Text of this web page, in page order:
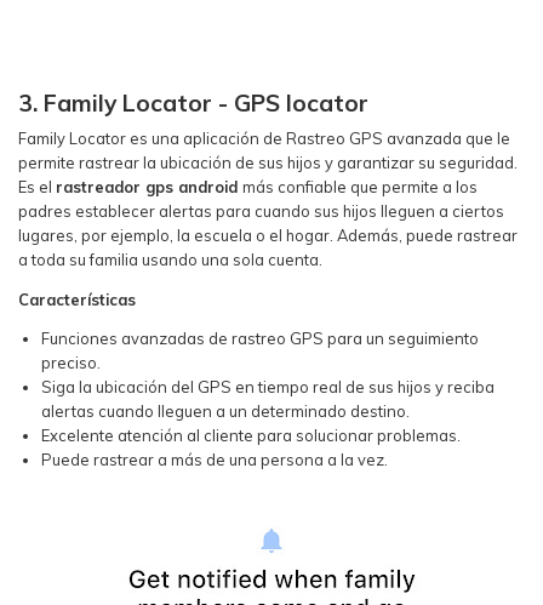
3. Family Locator - GPS locator
Family Locator es una aplicación de Rastreo GPS avanzada que le
permite rastrear la ubicación de sus hijos y garantizar su seguridad.
Es el rastreador gps android más confiable que permite a los
padres establecer alertas para cuando sus hijos lleguen a ciertos
lugares, por ejemplo, la escuela o el hogar. Además, puede rastrear
a toda su familia usando una sola cuenta.
Características
Funciones avanzadas de rastreo GPS para un seguimiento
preciso.
Siga la ubicación del GPS en tiempo real de sus hijos y reciba
alertas cuando lleguen a un determinado destino.
Excelente atención al cliente para solucionar problemas.
Puede rastrear a más de una persona a la vez.